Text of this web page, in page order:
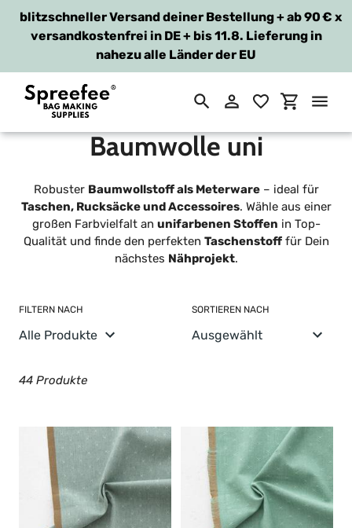
zum
blitzschneller Versand deiner Bestellung + ab 90 €
versandkostenfrei in DE + bis 11.8. Lieferung in
nahezu alle Länder der EU
x
SuchenEinloggen
S
a
m
m
n
Baumwolle uni
Robuster Baumwollstoff als Meterware– ideal für
Taschen, Rucksäcke und Accessoires. Wähle aus einer
großen Farbvielfalt an unifarbenen Stoffen in Top-
Qualität und finde den perfekten Taschenstofffür Dein
nächstes Nähprojekt.
FILTERN NACH SORTIEREN NACH
44 Produkte